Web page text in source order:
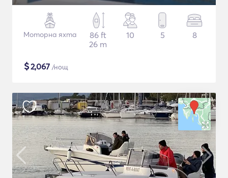
Моторна яхта
86 ft
26 m
10 5 8
$2,067 /нощ